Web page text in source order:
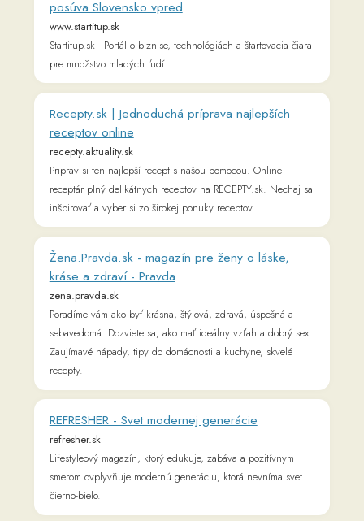
Poradíme vám ako byť krásna, štýlová, zdravá, úspešná a
sebavedomá. Dozviete sa, ako mať ideálny vzťah a dobrý sex.
Zaujímavé nápady, tipy do domácnosti a kuchyne, skvelé
refresher.sk
Lifestyleový magazín, ktorý edukuje, zabáva a pozitívnym
smerom ovplyvňuje modernú generáciu, ktorá nevníma svet
čierno-bielo.
Učíme (sa) slovenčinu
ucimesaslovencinu.sk
učebníc, atraktívne učebné materiály pre učiacich sa,
didaktické materiály pre vyučujúcich, webináre.
Žurnál - Pravda
zurnal.pravda.sk
Rozhovory so zaujímavými ľuďmi, portréty osobností,
reportáže, eseje. Zo života spoločnosti, známe aj neznáme
Wikipédia
sk.m.wikipedia.org
.týždeň - iný pohľad na spoločnosť